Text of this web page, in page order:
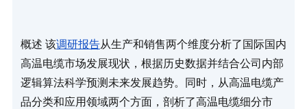
概述 该调研报告从生产和销售两个维度分析了国际国内
高温电缆市场发展现状，根据历史数据并结合公司内部
逻辑算法科学预测未来发展趋势。同时，从高温电缆产
品分类和应用领域两个方面，剖析了高温电缆细分市